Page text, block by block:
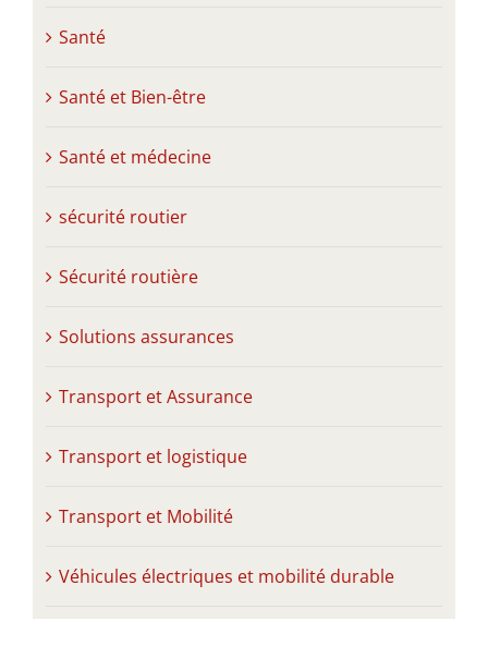
Santé
Santé et Bien-être
Santé et médecine
sécurité routier
Sécurité routière
Solutions assurances
Transport et Assurance
Transport et logistique
Transport et Mobilité
Véhicules électriques et mobilité durable